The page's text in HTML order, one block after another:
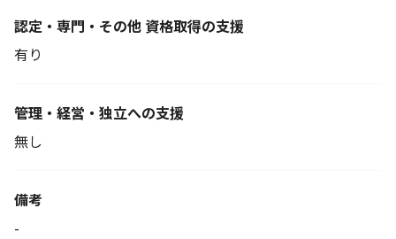
認定・専門・その他 資格取得の支援
有り
管理・経営・独立への支援
無し
備考
-